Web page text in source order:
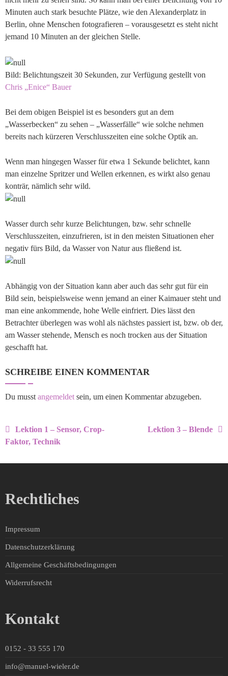
Minuten auch stark besuchte Plätze, wie den Alexanderplatz in
Berlin, ohne Menschen fotografieren – vorausgesetzt es steht nicht
jemand 10 Minuten an der gleichen Stelle.
Bild: Belichtungszeit 30 Sekunden, zur Verfügung gestellt von
Chris „Enice“ Bauer
Bei dem obigen Beispiel ist es besonders gut an dem
„Wasserbecken“ zu sehen – „Wasserfälle“ wie solche nehmen
bereits nach kürzeren Verschlusszeiten eine solche Optik an.
Wenn man hingegen Wasser für etwa 1 Sekunde belichtet, kann
man einzelne Spritzer und Wellen erkennen, es wirkt also genau
konträr, nämlich sehr wild.
Wasser durch sehr kurze Belichtungen, bzw. sehr schnelle
Verschlusszeiten, einzufrieren, ist in den meisten Situationen eher
negativ fürs Bild, da Wasser von Natur aus fließend ist.
Abhängig von der Situation kann aber auch das sehr gut für ein
Bild sein, beispielsweise wenn jemand an einer Kaimauer steht und
man eine ankommende, hohe Welle einfriert. Dies lässt den
Betrachter überlegen was wohl als nächstes passiert ist, bzw. ob der,
am Wasser stehende, Mensch es noch trocken aus der Situation
geschafft hat.
SCHREIBE EINEN KOMMENTAR
Du musst angemeldet sein, um einen Kommentar abzugeben.
Lektion 1 – Sensor, Crop-
Faktor, Technik
Lektion 3 – Blende
Rechtliches
Impressum
Datenschutzerklärung
Allgemeine Geschäftsbedingungen
Widerrufsrecht
Kontakt
0152 - 33 555 170
info@manuel-wieler.de